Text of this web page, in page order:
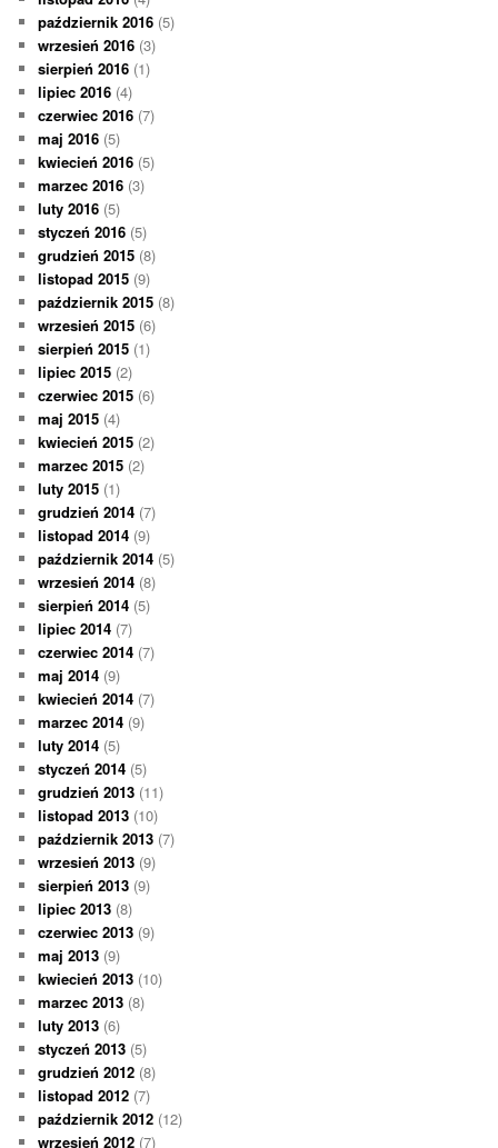
październik 2016 (5)
wrzesień 2016 (3)
sierpień 2016 (1)
lipiec 2016 (4)
czerwiec 2016 (7)
maj 2016 (5)
kwiecień 2016 (5)
marzec 2016 (3)
luty 2016 (5)
styczeń 2016 (5)
grudzień 2015 (8)
listopad 2015 (9)
październik 2015 (8)
wrzesień 2015 (6)
sierpień 2015 (1)
lipiec 2015 (2)
czerwiec 2015 (6)
maj 2015 (4)
kwiecień 2015 (2)
marzec 2015 (2)
luty 2015 (1)
grudzień 2014 (7)
listopad 2014 (9)
październik 2014 (5)
wrzesień 2014 (8)
sierpień 2014 (5)
lipiec 2014 (7)
czerwiec 2014 (7)
maj 2014 (9)
kwiecień 2014 (7)
marzec 2014 (9)
luty 2014 (5)
styczeń 2014 (5)
grudzień 2013 (11)
listopad 2013 (10)
październik 2013 (7)
wrzesień 2013 (9)
sierpień 2013 (9)
lipiec 2013 (8)
czerwiec 2013 (9)
maj 2013 (9)
kwiecień 2013 (10)
marzec 2013 (8)
luty 2013 (6)
styczeń 2013 (5)
grudzień 2012 (8)
listopad 2012 (7)
październik 2012 (12)
wrzesień 2012 (7)